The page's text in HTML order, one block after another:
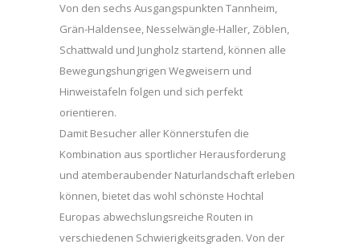
Von den sechs Ausgangspunkten Tannheim,
Grän-Haldensee, Nesselwängle-Haller, Zöblen,
Schattwald und Jungholz startend, können alle
Bewegungshungrigen Wegweisern und
Hinweistafeln folgen und sich perfekt
orientieren.
Damit Besucher aller Könnerstufen die
Kombination aus sportlicher Herausforderung
und atemberaubender Naturlandschaft erleben
können, bietet das wohl schönste Hochtal
Europas abwechslungsreiche Routen in
verschiedenen Schwierigkeitsgraden. Von der